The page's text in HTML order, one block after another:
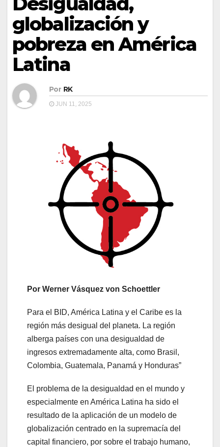
globalización y
pobreza en América
Latina
Por RK
JUN 11, 2025
Por Werner Vásquez von Schoettler
Para el BID, América Latina y el Caribe es la
región más desigual del planeta. La región
alberga países con una desigualdad de
ingresos extremadamente alta, como Brasil,
Colombia, Guatemala, Panamá y Honduras”
El problema de la desigualdad en el mundo y
especialmente en América Latina ha sido el
resultado de la aplicación de un modelo de
globalización centrado en la supremacía del
capital financiero, por sobre el trabajo humano,